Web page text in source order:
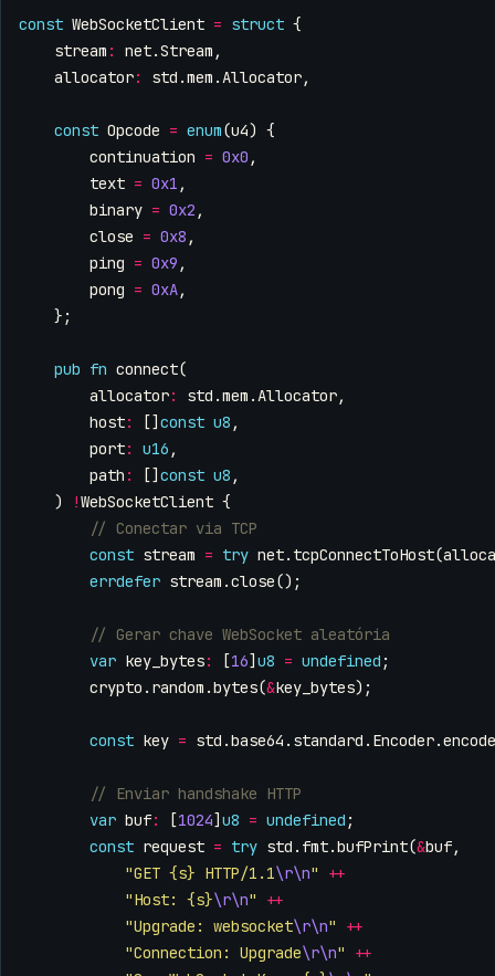
const WebSocketClient = struct {
stream : net.Stream ,
allocator: std .mem . Allocator,
const Opcode = enum(u4) {
continuation = 0x0 ,
text = 0x1 ,
binary = 0x2 ,
close = 0x8 ,
ping = 0x9 ,
pong = 0xA,
};
pub fn connect(
allocator: std .mem . Allocator,
host: [] const u8 ,
port: u16 ,
path : [] const u8 ,
)
!WebSocketClient {
const stream = try net. tcpConnectToHost(
errdefer stream .close();
var key_bytes: [16] u8 = undefined ;
crypto . random .bytes(&key_bytes);
const key = std .base64 . standard . Encoder.encode
var buf: [1024] u8 = undefined ;
const request = try std . fmt.bufPrint(&buf,
"GET {s} HTTP/1.1\r\n"
++
"Host: {s}\r\n"
++
"Upgrade: websocket\r\n"
++
"Connection: Upgrade\r\n"
++